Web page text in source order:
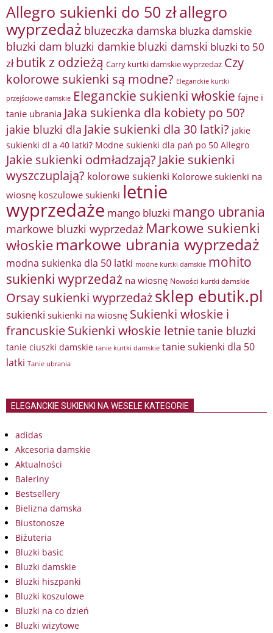
Allegro sukienki do 50 złallegro
wyprzedaż bluzeczka damska bluzka damskie
bluzki dam bluzki damkie bluzki damski bluzki to 50
zł butik z odzieżą Carry kurtki damskie wyprzedaż Czy
kolorowe sukienki są modne? Eleganckie kurtki
przejściowe damskie Eleganckie sukienki włoskie fajne i
tanie ubrania Jaka sukienka dla kobiety po 50?
jakie bluzki dla Jakie sukienki dla 30 latki? jakie
sukienki dl a 40 latki? Modne sukienki dla pań po 50 Allegro
Jakie sukienki odmładzają? Jakie sukienki
wyszczuplają? kolorowe sukienki Kolorowe sukienki na
wiosnę koszulowe sukienki letnie
wyprzedaże mango bluzki mango ubrania
markowe bluzki wyprzedaż Markowe sukienki
włoskie markowe ubrania wyprzedaż
modna sukienka dla 50 latki modne kurtki damskie mohito
sukienki wyprzedaż na wiosnę Nowości kurtki damskie
Orsay sukienki wyprzedażsklep ebutik.pl
sukienki sukienki na wiosnę Sukienki włoskie i
francuskieSukienki włoskie letnietanie bluzki
tanie ciuszki damskie tanie kurtki damskie tanie sukienki dla 50
latki Tanie ubrania
ELEGANCKIE SUKIENKI NA WESELE KATEGORIE
adidas
Akcesoria damskie
Aktualności
Baleriny
Bestsellery
Bielizna damska
Biustonosze
Biżuteria
Bluzki basic
Bluzki damskie
Bluzki hiszpanki
Bluzki koszulowe
Bluzki na co dzień
Bluzki wizytowe